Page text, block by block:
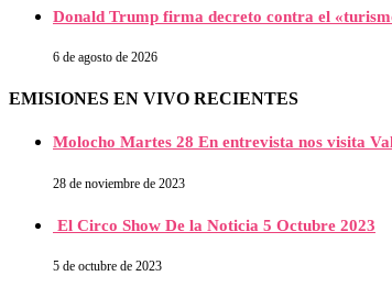
Donald Trump firma decreto contra el
6 de agosto de 2026
EMISIONES EN VIVO RECIENTES
Molocho Martes 28 En entrevista nos visita
28 de noviembre de 2023
El Circo Show De la Noticia 5 Octubre 2023
5 de octubre de 2023